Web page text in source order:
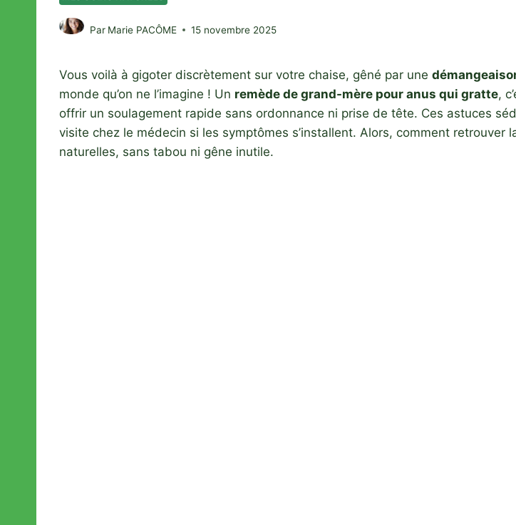
Par Marie PACÔME 15 novembre 2025
Vous voilà à gigoter discrètement sur votre chaise, gêné par une
monde qu’on ne l’imagine ! Un remède de grand-mère pour anus qui gratte,
offrir un soulagement rapide sans ordonnance ni prise de tête. Ces astuces
visite chez le médecin si les symptômes s’installent. Alors, comment
naturelles, sans tabou ni gêne inutile.